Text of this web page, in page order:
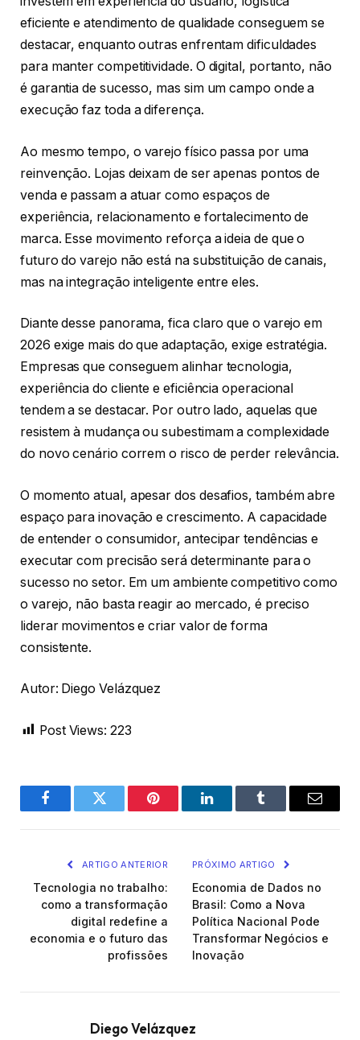
eficiente e atendimento de qualidade conseguem se
destacar, enquanto outras enfrentam dificuldades
para manter competitividade. O digital, portanto, não
é garantia de sucesso, mas sim um campo onde a
execução faz toda a diferença.
Ao mesmo tempo, o varejo físico passa por uma
reinvenção. Lojas deixam de ser apenas pontos de
venda e passam a atuar como espaços de
experiência, relacionamento e fortalecimento de
marca. Esse movimento reforça a ideia de que o
futuro do varejo não está na substituição de canais,
mas na integração inteligente entre eles.
Diante desse panorama, fica claro que o varejo em
2026 exige mais do que adaptação, exige estratégia.
Empresas que conseguem alinhar tecnologia,
experiência do cliente e eficiência operacional
tendem a se destacar. Por outro lado, aquelas que
resistem à mudança ou subestimam a complexidade
do novo cenário correm o risco de perder relevância.
O momento atual, apesar dos desafios, também abre
espaço para inovação e crescimento. A capacidade
de entender o consumidor, antecipar tendências e
executar com precisão será determinante para o
sucesso no setor. Em um ambiente competitivo como
o varejo, não basta reagir ao mercado, é preciso
liderar movimentos e criar valor de forma
consistente.
Autor: Diego Velázquez
Post Views: 223
FacebookTwitter Pinterest LinkedInTumblr Email
ARTIGO ANTERIOR
Tecnologia no trabalho:
como a transformação
digital redefine a
economia e o futuro das
profissões
PRÓXIMO ARTIGO
Economia de Dados no
Brasil: Como a Nova
Política Nacional Pode
Transformar Negócios e
Inovação
Diego Velázquez